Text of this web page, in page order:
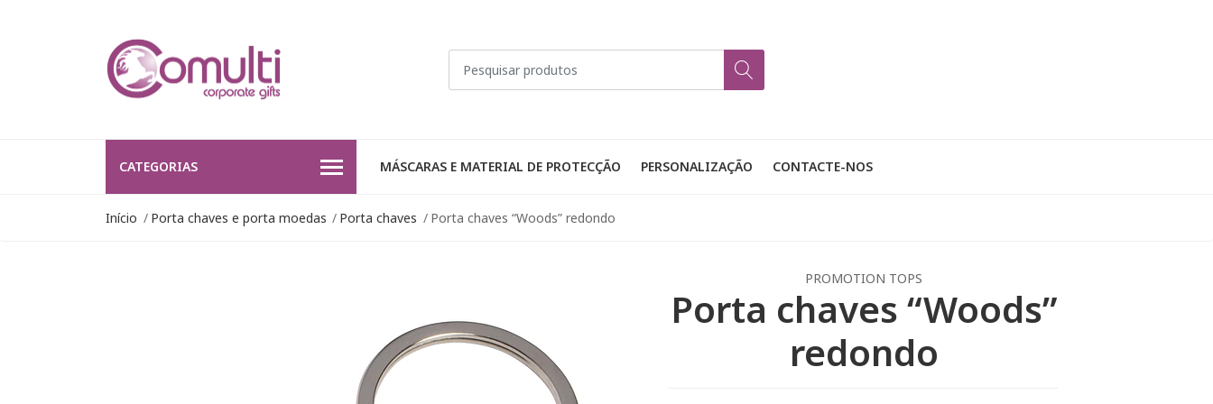
CATEGORIAS MÁSCARAS E MATERIAL DE PROTECÇÃO PERSONALIZAÇÃO CONTACTE-NOS
Início Porta chaves e porta moedas Porta chaves Porta chaves “Woods” redondo
PROMOTION TOPS
Porta chaves “Woods”
redondo